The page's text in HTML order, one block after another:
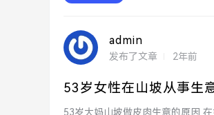
admin
发布了文章 2年前
53岁女性在山坡从事生
53岁大妈山坡做皮肉生意的原因 在如今快节奏的生活中，有些人选择以非常规的方式谋生。53岁的这位大妈，选择在山